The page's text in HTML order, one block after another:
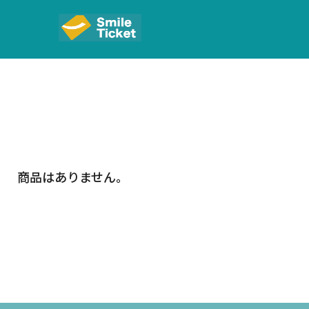
商品はありません。